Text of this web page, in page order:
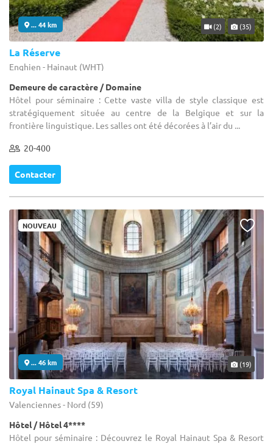
... 44 km (2) (35)
La Réserve
Enghien - Hainaut (WHT)
Demeure de caractère / Domaine
Hôtel pour séminaire : Cette vaste villa de style classique est
stratégiquement située au centre de la Belgique et sur la
frontière linguistique. Les salles ont été décorées à l’air du ...
20-400
Contacter
NOUVEAU
... 46 km (19)
Royal Hainaut Spa & Resort
Valenciennes - Nord (59)
Hôtel / Hôtel 4****
Hôtel pour séminaire : Découvrez le Royal Hainaut Spa & Resort